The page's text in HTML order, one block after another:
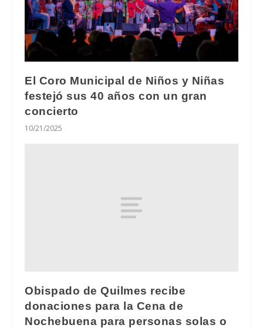
El Coro Municipal de Niños y Niñas
festejó sus 40 años con un gran
concierto
10/21/2025
Obispado de Quilmes recibe
donaciones para la Cena de
Nochebuena para personas solas o